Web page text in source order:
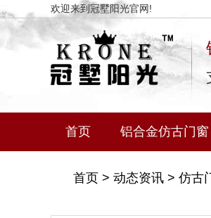
欢迎来到冠墅阳光官网!
首页 铝合金仿古门窗
首页 > 动态资讯 > 仿古